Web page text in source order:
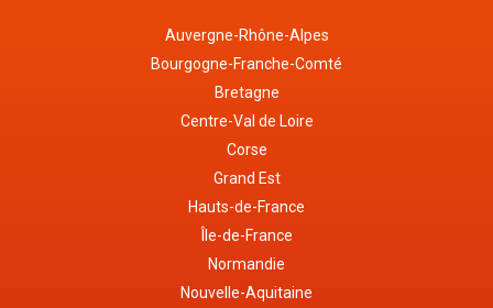
Auvergne-Rhône-Alpes
Bourgogne-Franche-Comté
Bretagne
Centre-Val de Loire
Corse
Grand Est
Hauts-de-France
Île-de-France
Normandie
Nouvelle-Aquitaine